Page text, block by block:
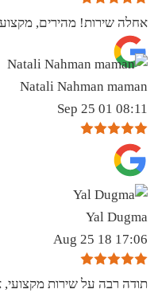
אחלה שירות! מהירים,
Natali Nahman maman
08:11 01 Sep 25
Yal Dugma
17:06 18 Aug 25
תודה רבה על שירות